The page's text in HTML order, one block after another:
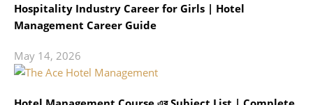
Hospitality Industry Career for Girls | Hotel
Management Career Guide
May 14, 2026